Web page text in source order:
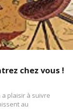
chez vous !
a plaisir à suivre
au